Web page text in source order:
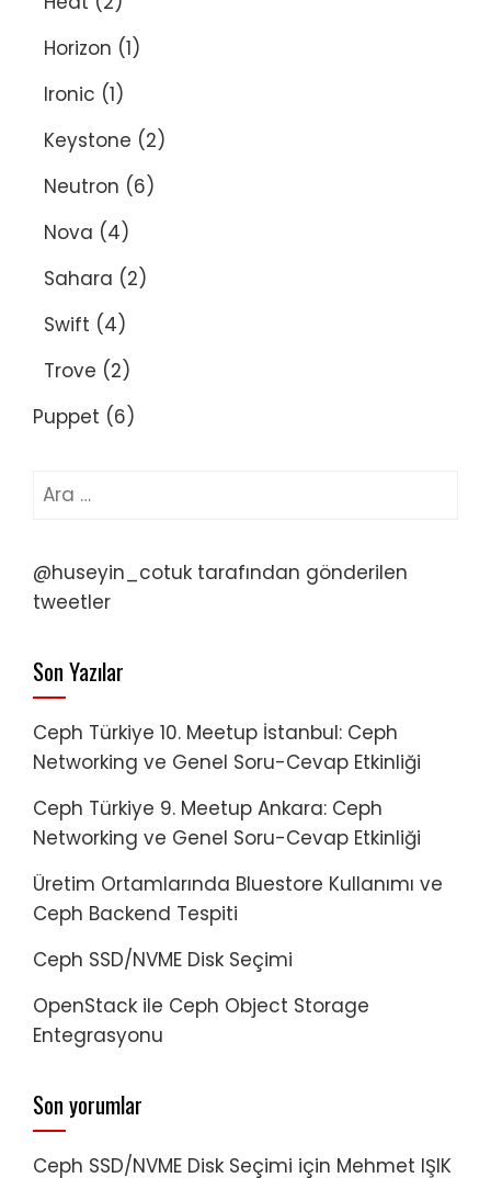
Horizon (1)
Ironic (1)
Keystone (2)
Neutron (6)
Nova (4)
Sahara (2)
Swift (4)
Trove (2)
Puppet (6)
Arama:
@huseyin_cotuk tarafından gönderilen
tweetler
Son Yazılar
Ceph Türkiye 10. Meetup İstanbul: Ceph
Networking ve Genel Soru-Cevap Etkinliği
Ceph Türkiye 9. Meetup Ankara: Ceph
Networking ve Genel Soru-Cevap Etkinliği
Üretim Ortamlarında Bluestore Kullanımı ve
Ceph Backend Tespiti
Ceph SSD/NVME Disk Seçimi
OpenStack ile Ceph Object Storage
Entegrasyonu
Son yorumlar
Ceph SSD/NVME Disk Seçimi için Mehmet IŞIK